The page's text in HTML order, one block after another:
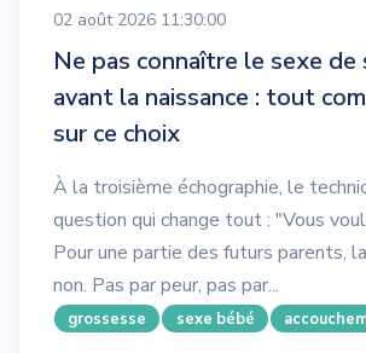
02 août 2026 11:30:00
Ne pas connaître le sexe de
avant la naissance : tout
sur ce choix
À la troisième échographie, le
question qui change tout : "Vous
Pour une partie des futurs parents,
non. Pas par peur, pas par...
grossesse sexe bébé